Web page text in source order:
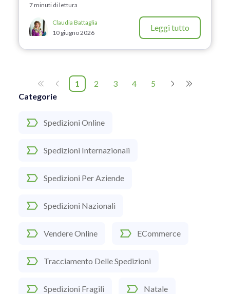
Categorie
Spedizioni Online
Spedizioni Internazionali
Spedizioni Per Aziende
Spedizioni Nazionali
Vendere Online ECommerce
Tracciamento Delle Spedizioni
Spedizioni Fragili Natale
7 minuti di lettura
Claudia Battaglia
10 giugno 2026
Leggi tutto
1 2 3 4 5